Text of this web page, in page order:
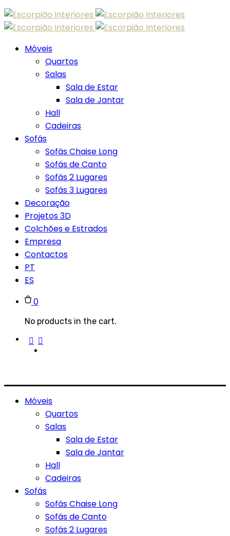
Skip
to
content
Móveis
Quartos
Salas
Sala de Estar
Sala de Jantar
Hall
Cadeiras
Sofás
Sofás Chaise Long
Sofás de Canto
Sofás 2 Lugares
Sofás 3 Lugares
Decoração
Projetos 3D
Colchões e Estrados
Empresa
Contactos
PT
ES
0
No products in the cart.
Móveis
Quartos
Salas
Sala de Estar
Sala de Jantar
Hall
Cadeiras
Sofás
Sofás Chaise Long
Sofás de Canto
Sofás 2 Lugares